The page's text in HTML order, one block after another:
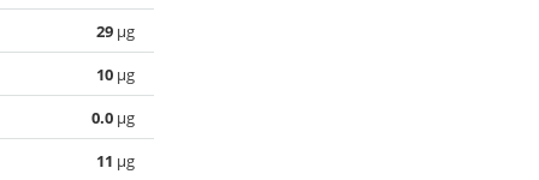
29 µg
10 µg
0.0 µg
11 µg